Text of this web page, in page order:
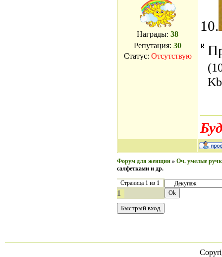
Награды: 38
Репутация: 30
Статус: Отсутствую
10.
Форум для женщин » Оч. умелые
салфетками и др.
Страница 1 из 1
1